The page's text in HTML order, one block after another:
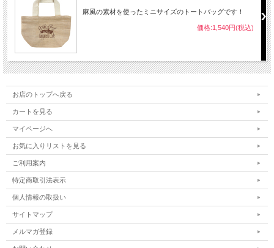
麻風の素材を使ったミニサイズのトートバッグです！
価格:1,540円(税込)
お店のトップへ戻る
カートを見る
マイページへ
お気に入りリストを見る
ご利用案内
特定商取引法表示
個人情報の取扱い
サイトマップ
メルマガ登録